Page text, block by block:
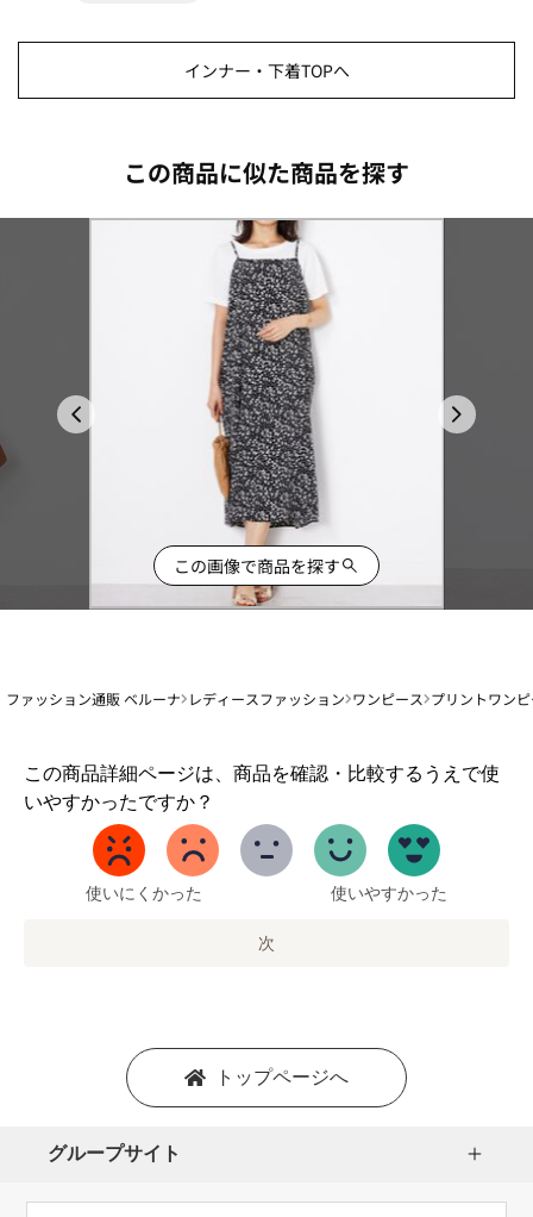
インナー・下着TOPへ
この商品に似た商品を探す
この画像で商品を探す
ファッション通販 ベルーナ レディースファッション ワンピース プリントワン
この商品詳細ページは、商品を確認・比較するうえで使
いやすかったですか？
1
か
使いにくかった 使いやすかった
次
トップページへ
グループサイト